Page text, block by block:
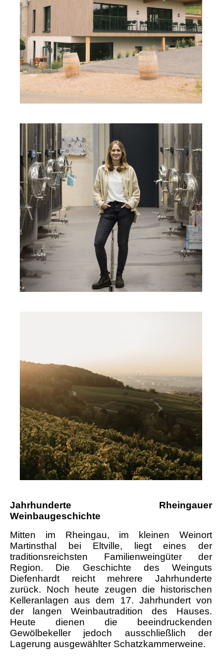
Jahrhunderte Rheingauer
Weinbaugeschichte
Mitten im Rheingau, im kleinen Weinort
Martinsthal bei Eltville, liegt eines der
traditionsreichsten Familienweingüter der
Region. Die Geschichte des Weinguts
Diefenhardt reicht mehrere Jahrhunderte
zurück. Noch heute zeugen die historischen
Kelleranlagen aus dem 17. Jahrhundert von
der langen Weinbautradition des Hauses.
Heute dienen die beeindruckenden
Gewölbekeller jedoch ausschließlich der
Lagerung ausgewählter Schatzkammerweine.